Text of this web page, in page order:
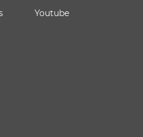
Youtube